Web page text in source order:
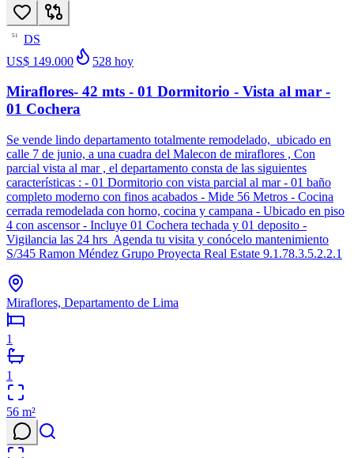
51
DS
US$ 149.000
528 hoy
Miraflores- 42 mts - 01 Dormitorio - Vista al mar -
01 Cochera
Se vende lindo departamento totalmente remodelado, ubicado en
calle 7 de junio, a una cuadra del Malecon de miraflores , Con
parcial vista al mar , el departamento consta de las siguientes
características : - 01 Dormitorio con vista parcial al mar - 01 baño
completo moderno con finos acabados - Mide 56 Metros - Cocina
cerrada remodelada con horno, cocina y campana - Ubicado en piso
4 con ascensor - Incluye 01 Cochera techada y 01 deposito -
Vigilancia las 24 hrs Agenda tu visita y conócelo mantenimiento
S/345 Ramon Méndez Grupo Proyecta Real Estate 9.1.78.3.5.2.2.1
Miraflores, Departamento de Lima
1
1
56 m²